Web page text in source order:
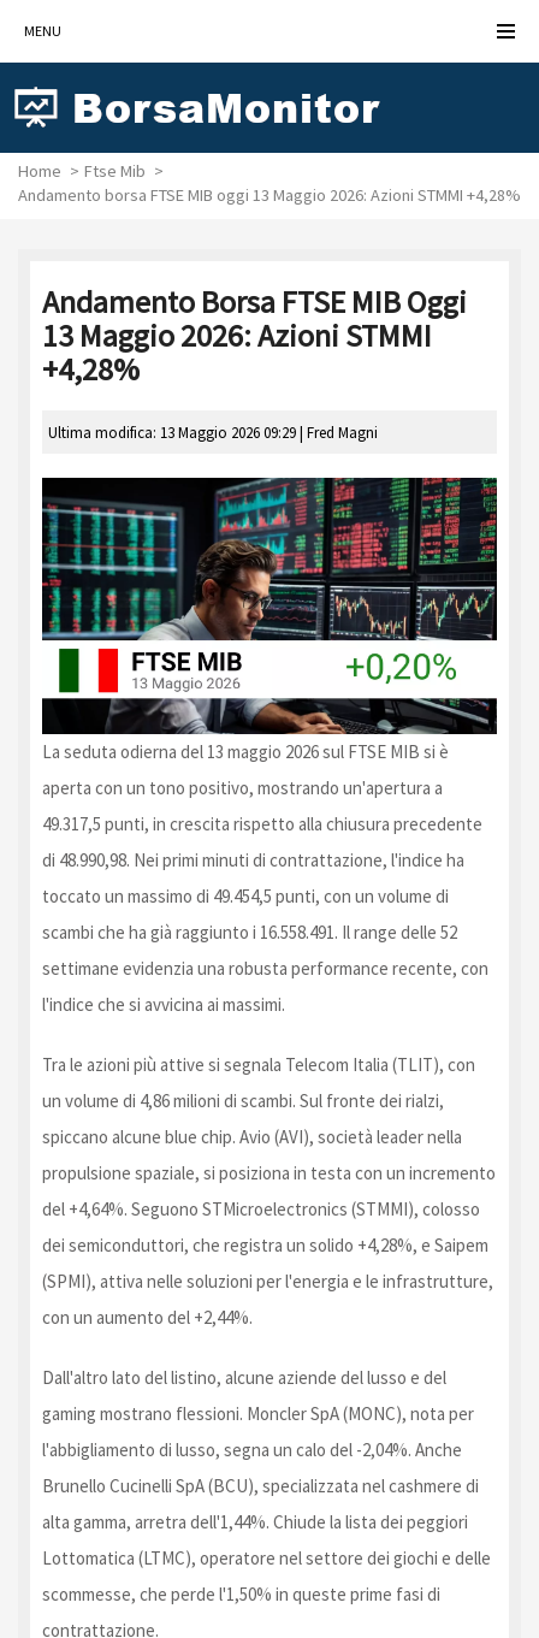
MENU
Home
Ftse Mib
Andamento borsa FTSE MIB oggi 13 Maggio 2026: Azioni STMMI +4,28%
Andamento Borsa FTSE MIB Oggi
13 Maggio 2026: Azioni STMMI
+4,28%
Ultima modifica: 13 Maggio 2026 09:29 | Fred Magni
La seduta odierna del 13 maggio 2026 sul FTSE MIB si è
aperta con un tono positivo, mostrando un'apertura a
49.317,5 punti, in crescita rispetto alla chiusura precedente
di 48.990,98. Nei primi minuti di contrattazione, l'indice ha
toccato un massimo di 49.454,5 punti, con un volume di
scambi che ha già raggiunto i 16.558.491. Il range delle 52
settimane evidenzia una robusta performance recente, con
l'indice che si avvicina ai massimi.
Tra le azioni più attive si segnala Telecom Italia (TLIT), con
un volume di 4,86 milioni di scambi. Sul fronte dei rialzi,
spiccano alcune blue chip. Avio (AVI), società leader nella
propulsione spaziale, si posiziona in testa con un incremento
del +4,64%. Seguono STMicroelectronics (STMMI), colosso
dei semiconduttori, che registra un solido +4,28%, e Saipem
(SPMI), attiva nelle soluzioni per l'energia e le infrastrutture,
con un aumento del +2,44%.
Dall'altro lato del listino, alcune aziende del lusso e del
gaming mostrano flessioni. Moncler SpA (MONC), nota per
l'abbigliamento di lusso, segna un calo del -2,04%. Anche
Brunello Cucinelli SpA (BCU), specializzata nel cashmere di
alta gamma, arretra dell'1,44%. Chiude la lista dei peggiori
Lottomatica (LTMC), operatore nel settore dei giochi e delle
scommesse, che perde l'1,50% in queste prime fasi di
contrattazione.